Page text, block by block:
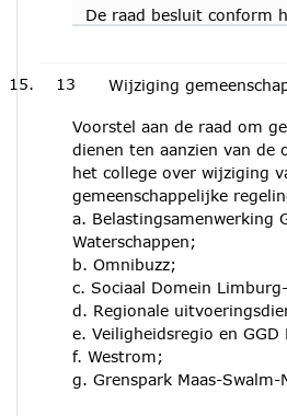
De raad besluit conform
13 Wijziging
Voorstel aan de raad om
dienen ten aanzien van de
het college over wijziging
gemeenschappelijke
a. Belastingsamenwerking
Waterschappen;
b. Omnibuzz;
c. Sociaal Domein
d. Regionale
e. Veiligheidsregio en
f. Westrom;
g. Grenspark Maas-Swalm-